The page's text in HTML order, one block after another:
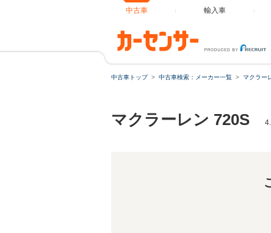
中古車 輸入車
中古車トップ 中古車検索：メーカー一覧 マクラー
マクラーレン 720S